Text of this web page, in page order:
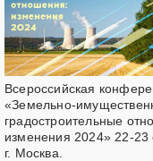
Всероссийская
«Земельно-
градостроительные
изменения 2024» 22-23
г. Москва.